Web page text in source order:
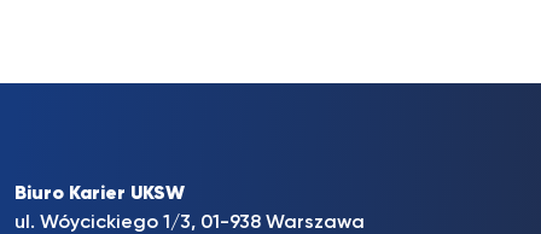
Biuro Karier UKSW
ul. Wóycickiego 1/3, 01-938 Warszawa